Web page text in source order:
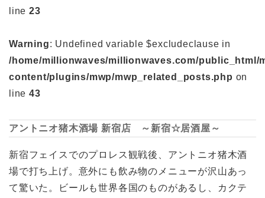
line 23
Warning: Undefined variable $excludeclause in
/home/millionwaves/millionwaves.com/public_html/
content/plugins/mwp/mwp_related_posts.php on
line 43
アントニオ猪木酒場 新宿店 ～新宿☆居酒屋～
新宿フェイスでのプロレス観戦後、アントニオ猪木酒
場で打ち上げ。意外にも飲み物のメニューが沢山あっ
て驚いた。ビールも世界各国のものがあるし、カクテ